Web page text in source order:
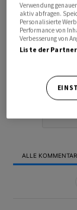
ALLE
Verwendung
aktiv abfragen.
Personalisierte
Performance von
Verbesserung von
Liste der